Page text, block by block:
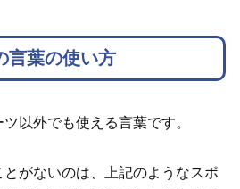
言葉の使い方
以外でも使える言葉です。
がないのは、上記のようなスポ